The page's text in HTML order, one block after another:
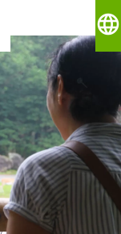
language